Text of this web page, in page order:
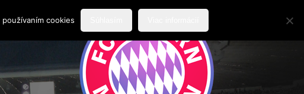
cookies